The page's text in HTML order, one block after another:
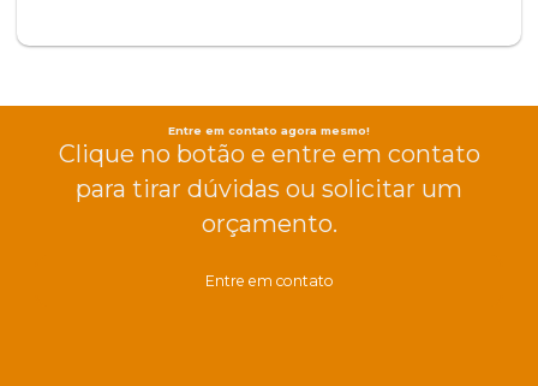
Entre em contato agora mesmo!
Clique no botão e entre em contato
para tirar dúvidas ou solicitar um
orçamento.
Entre em contato